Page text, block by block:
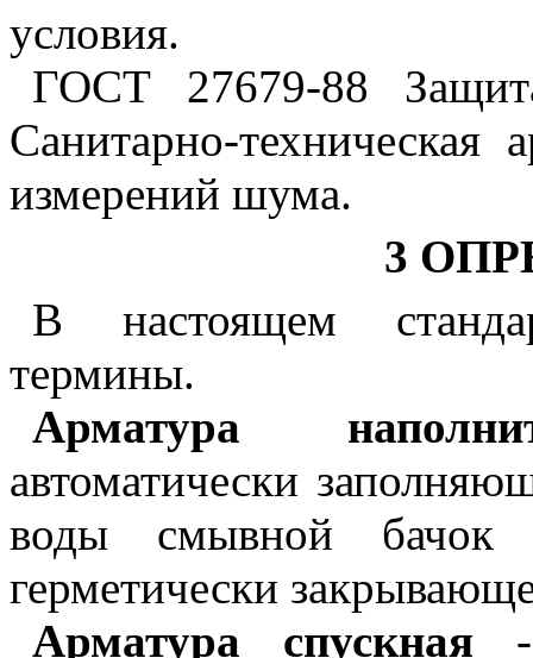
условия.
ГОСТ 27679-88
Санитарно-техническая
измерений шума.
3
В настоящем
термины.
Арматура
автоматически
воды смывной бачок
герметически
Арматура спускная -